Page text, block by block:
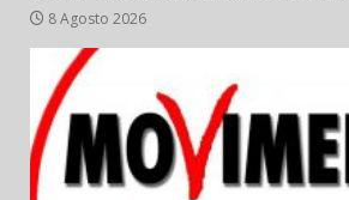
8 Agosto 2026